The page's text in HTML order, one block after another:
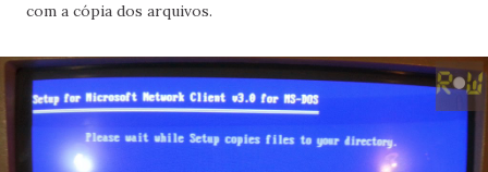
com a cópia dos arquivos.